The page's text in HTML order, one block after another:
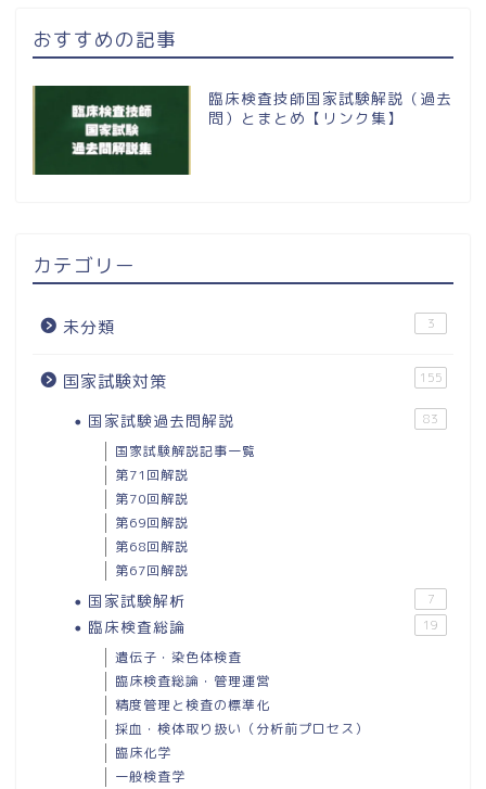
おすすめの記事
臨床検査技師国家試験解説（過去
問）とまとめ【リンク集】
カテゴリー
未分類 3
国家試験対策 155
国家試験過去問解説 83
国家試験解説記事一覧
第71回解説
第70回解説
第69回解説
第68回解説
第67回解説
国家試験解析 7
臨床検査総論 19
遺伝子・染色体検査
臨床検査総論・管理運営
精度管理と検査の標準化
採血・検体取り扱い（分析前プロセス）
臨床化学
一般検査学